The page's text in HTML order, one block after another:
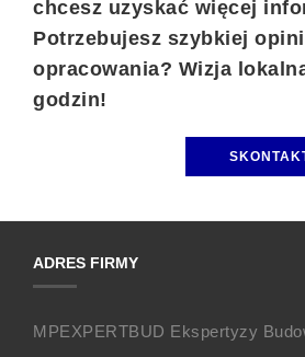
Potrzebujesz szybkiej
opracowania? Wizja
godzin!
ADRES FIRMY
MPEXPERTBUD Ekspertyzy